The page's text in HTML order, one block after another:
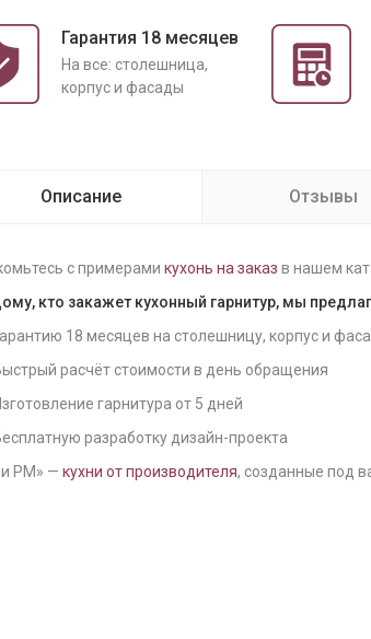
Гарантия 18 месяцев
На все: столешница,
корпус и фасады
Описание Отзывы
с примерами кухонь на заказ в нашем
кто закажет кухонный гарнитур, мы
18 месяцев на столешницу, корпус и
расчёт стоимости в день обращения
гарнитура от 5 дней
разработку дизайн-проекта
РМ» — кухни от производителя, созданные под